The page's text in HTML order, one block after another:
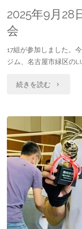
2025年9月28
会
17組が参加しました。
ジム、名古屋市緑区の
続きを読む "2025
月
28
日
ム